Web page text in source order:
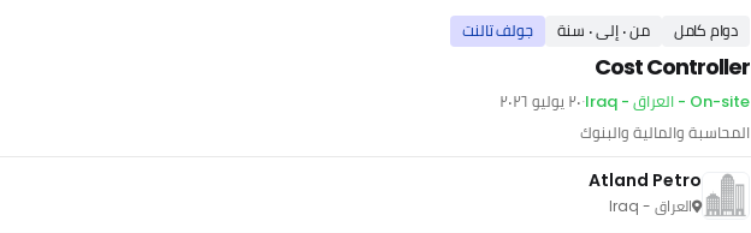
دوام كامل من ٠ إلى ٠ سنة جولف تالنت
Cost Controller
On-site - العراق - Iraq ·٢٠ يوليو ٢٠٢٦
المحاسبة والمالية والبنوك
Atland Petro
العراق - Iraq